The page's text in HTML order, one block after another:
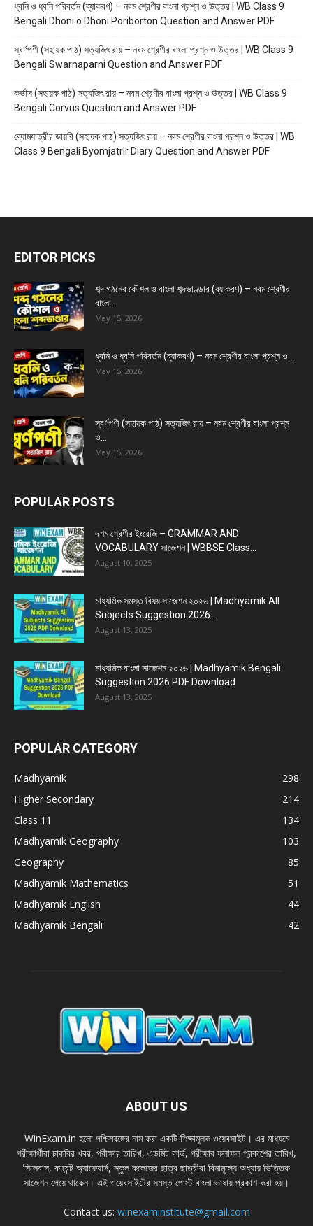
ধ্বনি ও ধ্বনি পরিবর্তন (ব্যাকরণ) – নবম শ্রেণীর বাংলা প্রশ্ন ও উত্তর | WB Class 9
Bengali Dhoni o Dhoni Poriborton Question and Answer PDF
স্বর্ণপণী (সহায়ক পাঠ) সত্যজিৎ রায় – নবম শ্রেণীর বাংলা প্রশ্ন ও উত্তর | WB Class 9
Bengali Swarnaparni Question and Answer PDF
কর্ভাস (সহায়ক পাঠ) সত্যজিৎ রায় – নবম শ্রেণীর বাংলা প্রশ্ন ও উত্তর | WB Class 9
Bengali Corvus Question and Answer PDF
ব্যোমযাত্রীর ডায়রি (সহায়ক পাঠ) সত্যজিৎ রায় – নবম শ্রেণীর বাংলা প্রশ্ন ও উত্তর | WB
Class 9 Bengali Byomjatrir Diary Question and Answer PDF
EDITOR PICKS
শব্দ গঠনের কৌশল ও বাংলা শব্দভাণ্ডার (ব্যাকরণ) – নবম শ্রেণীর
বাংলা...
May 15, 2026
ধ্বনি ও ধ্বনি পরিবর্তন (ব্যাকরণ) – নবম শ্রেণীর বাংলা প্রশ্ন ও...
May 15, 2026
স্বর্ণপণী (সহায়ক পাঠ) সত্যজিৎ রায় – নবম শ্রেণীর বাংলা প্রশ্ন
ও...
May 15, 2026
POPULAR POSTS
দশম শ্রেণীর ইংরেজি – GRAMMAR AND
VOCABULARY সাজেশন | WBBSE Class...
August 10, 2025
মাধ্যমিক সমস্ত বিষয় সাজেশন ২০২৬ | Madhyamik All
Subjects Suggestion 2026...
August 13, 2025
মাধ্যমিক বাংলা সাজেশন ২০২৬ | Madhyamik Bengali
Suggestion 2026 PDF Download
August 13, 2025
POPULAR CATEGORY
Madhyamik
298
Higher Secondary
214
Class 11
134
Madhyamik Geography
103
Geography
85
Madhyamik Mathematics
51
Madhyamik English
44
Madhyamik Bengali
42
ABOUT US
WinExam.in হলাে পশ্চিমবঙ্গের নাম করা একটি শিক্ষামূলক ওয়েবসাইট। এর মাধ্যমে
পরীক্ষার্থীরা চাকরির খবর, পরীক্ষার তারিখ, এডমিট কার্ড, পরীক্ষার ফলাফল প্রকাশের তারিখ,
সিলেবাস, কারেন্ট অ্যাফেয়ার্স, স্কুল কলেজের ছাত্র ছাত্রীরা বিনামূল্যে অধ্যায় ভিত্তিক
সাজেশন পেয়ে থাকেন। এই ওয়েবসাইটের সমস্ত পােস্ট বাংলা ভাষায় প্রকাশ করা হয়।
Contact us: winexaminstitute@gmail.com